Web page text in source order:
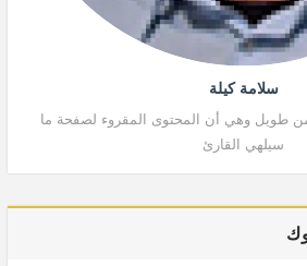
سلامة كيلة
طويل وهي أن المحتوى المقروء لصفحة ما
سيلهي القارئ